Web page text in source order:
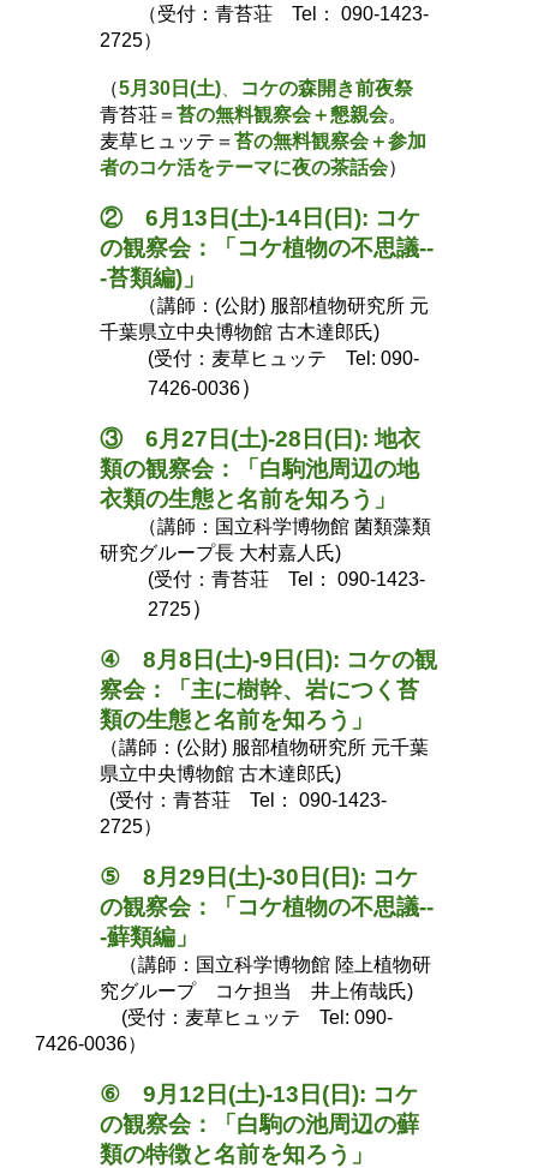
（受付：青苔荘 Tel： 090-1423-
2725）
（5月 30日(土)、
コケの森開き前夜祭
青苔荘＝ 苔の無料観察会＋懇親会。
麦草ヒュッテ＝ 苔の無料観察会＋参加
者のコケ活をテーマに夜の茶話会）
② 6月 13 日(土)-14日(日): コケ
の観察会：「コケ植物の不思議--
-苔類編)」
（講師：(公財) 服部植物研究所 元
千葉県立中央博物館 古木達郎氏)
(受付：麦草ヒュッテ Tel: 090-
7426-0036）
③ 6月 27 日(土)-28 日(日): 地衣
類の観察会：「白駒池周辺の地
衣類の生態と名前を知ろう」
（講師：国立科学博物館 菌類藻類
研究グループ長 大村嘉人氏)
(受付：青苔荘 Tel： 090-1423-
2725）
④ 8月 8 日(土)-9 日(日): コケの観
察会：「主に樹幹、岩につく苔
類の生態と名前を知ろう」
（講師：(公財) 服部植物研究所 元千葉
県立中央博物館 古木達郎氏)
(受付：青苔荘 Tel： 090-1423-
2725）
⑤ 8月 29 日(土)-30 日(日): コケ
の観察会：「コケ植物の不思議--
-蘚類編」
（講師：国立科学博物館 陸上植物研
究グループ
コケ担当 井上侑哉氏)
(受付：麦草ヒュッテ Tel: 090-
7426-0036）
⑥ 9月 12 日(土)-13 日(日): コケ
の観察会：「 白駒の池周辺の蘚
類の特徴と名前を知ろう 」